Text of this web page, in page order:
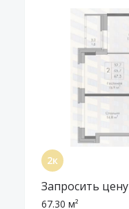
Запросить цену
67.30 м²